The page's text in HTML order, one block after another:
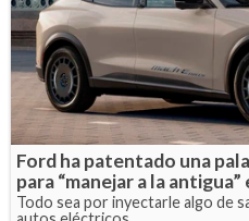
Ford ha patentado una
para “manejar a la
Todo sea por inyectarle algo de